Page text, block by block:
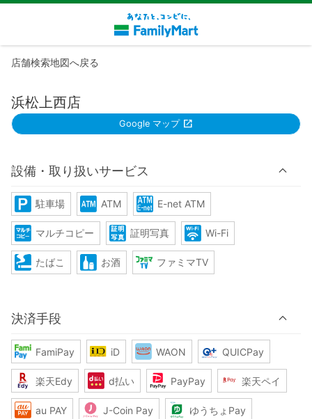
店舗検索地図へ戻る
浜松上西店
Google マップ
設備・取り扱いサービス
駐車場 ATM E-net ATM
マルチコピー 証明写真 Wi-Fi
たばこ お酒 ファミマTV
決済手段
FamiPay iD WAON QUICPay
楽天Edy d払い PayPay 楽天ペイ
au PAY J-Coin Pay ゆうちょPay